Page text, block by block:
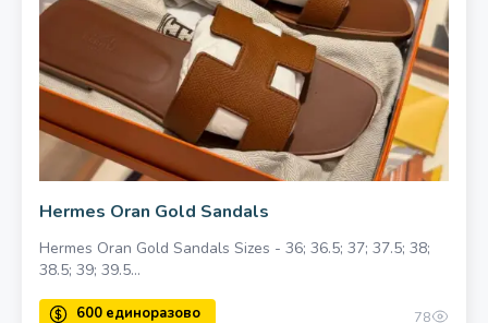
Hermes Oran Gold Sandals
Hermes Oran Gold Sandals Sizes - 36; 36.5; 37; 37.5; 38;
38.5; 39; 39.5...
78